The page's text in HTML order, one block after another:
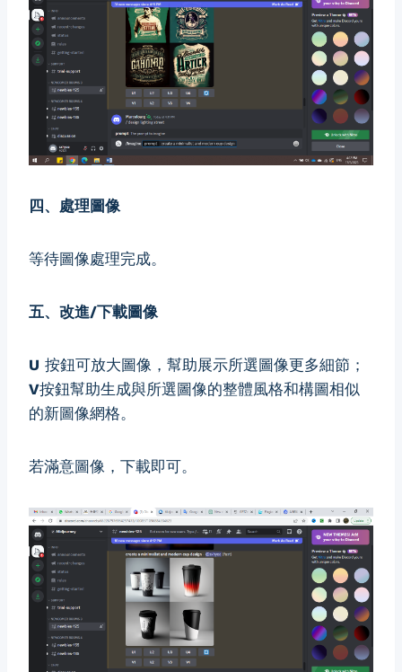
四、處理圖像
等待圖像處理完成。
五、改進/下載圖像
U 按鈕可放大圖像，幫助展示所選圖像更多細節；
V按鈕幫助生成與所選圖像的整體風格和構圖相似
的新圖像網格。
若滿意圖像，下載即可。